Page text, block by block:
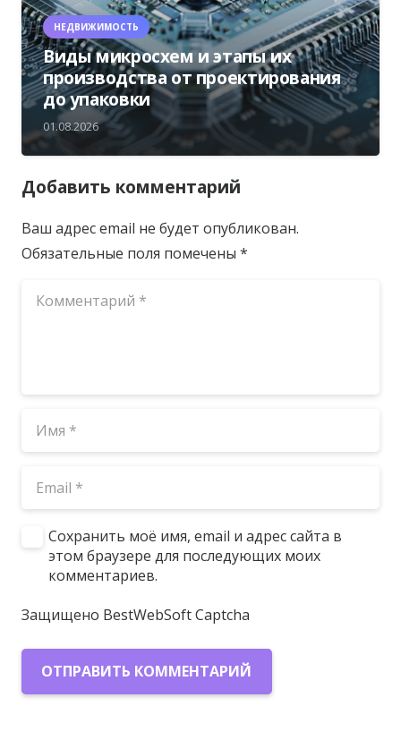
НЕДВИЖИМОСТЬ
Виды микросхем и этапы их
производства от проектирования
до упаковки
01.08.2026
Добавить комментарий
Ваш адрес email не будет опубликован.
Обязательные поля помечены *
Сохранить моё имя, email и адрес сайта в
этом браузере для последующих моих
комментариев.
Защищено BestWebSoft Captcha
ОТПРАВИТЬ КОММЕНТАРИЙ